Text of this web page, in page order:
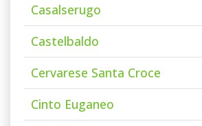
Casalserugo
Castelbaldo
Cervarese Santa Croce
Cinto Euganeo